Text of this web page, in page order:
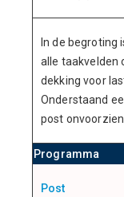
In de begroting
alle taakvelden
dekking voor
Onderstaand
post onvoorzien
Programma
Post